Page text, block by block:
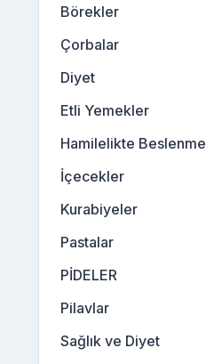
Börekler
Çorbalar
Diyet
Etli Yemekler
Hamilelikte Beslenme
İçecekler
Kurabiyeler
Pastalar
PİDELER
Pilavlar
Sağlık ve Diyet